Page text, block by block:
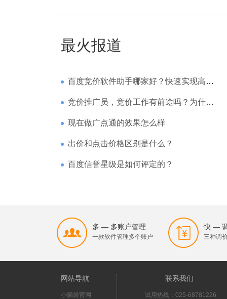
最火报道
百度竞价软件助手哪家好？快速实现高回报哪家强？
竞价推广员，竞价工作有前途吗？为什么待遇那么高
现在做广点通的效果怎么样
出价和点击价格区别是什么？
百度信誉星级是如何评定的？
多 — 多账户管理
一款软件管理多个账户
快 —
三种调
网站导航
小脑袋官网
联系我们
试用热线：025-68781226